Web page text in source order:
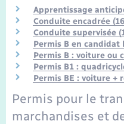
Seniors
Transports
Voirie et espace
Apprentissage
Conduite encadrée
Conduite supervisée
Permis B en candidat
Permis B : voiture ou
Permis B1 :
Permis BE : voiture +
Permis pour le
marchandises et